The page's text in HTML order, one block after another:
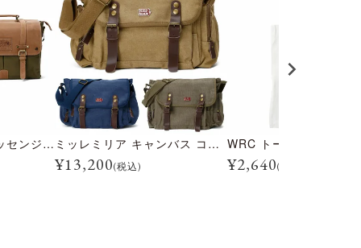
キャンバスレザー メッセンジャーバッグ ミッレミリア キャンバス コットン ショルダーバッグ
¥13,200(税込)
WRC トートバッグ
¥2,640(税込)